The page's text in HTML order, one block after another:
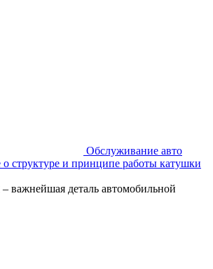
Обслуживание авто
о структуре и принципе работы катушки
важнейшая деталь автомобильной